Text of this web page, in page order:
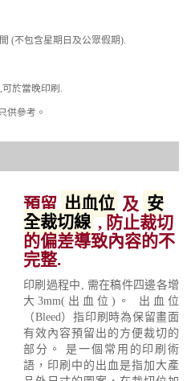
(不包含星期日及公眾假期).
於當晚印刷.
供參考。
預留 出血位 及 安
全裁切線, 防止裁切
的偏差導致內容的不
完整.
印刷過程中, 需在稿件四邊各增
大3mm(出血位)。 出血位
（Bleed）指印刷時為保留畫面
有效內容預留出的方便裁切的
部分。 是一個常用的印刷術
語，印刷中的出血是指加大產